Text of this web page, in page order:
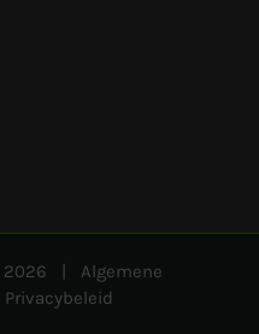
2026 | Algemene
Privacybeleid